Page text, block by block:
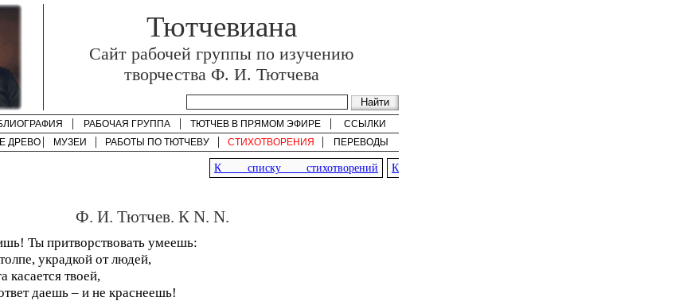
Тютчевиана
Cайт рабочей группы по изучению
творчества Ф. И. Тютчева
РАБОЧАЯ ГРУППА ТЮТЧЕВ В ПРЯМОМ ЭФИРЕ
ССЫЛКИ
ДРЕВО
МУЗЕИ РАБОТЫ ПО ТЮТЧЕВУ СТИХОТВОРЕНИЯ ПЕРЕВОДЫ
К списку стихотворений
К
Ф. И. Тютчев. К N. N.
Ты притворствовать умеешь:
украдкой от людей,
касается твоей,
даешь – и не краснеешь!